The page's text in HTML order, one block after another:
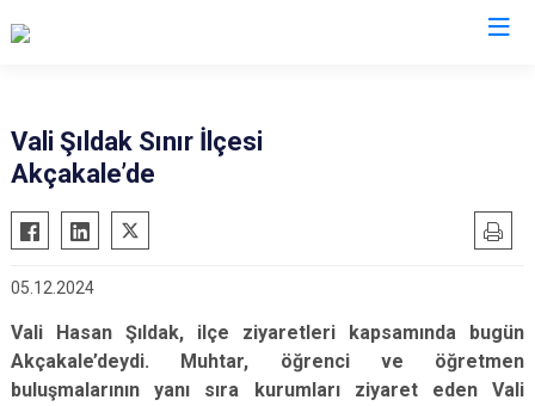
Vali Şıldak Sınır İlçesi
Akçakale’de
05.12.2024
Vali Hasan Şıldak, ilçe ziyaretleri kapsamında bugün
Akçakale’deydi. Muhtar, öğrenci ve öğretmen
buluşmalarının yanı sıra kurumları ziyaret eden Vali